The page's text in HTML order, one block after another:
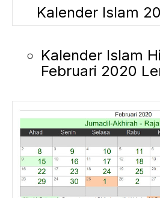
Kalender Islam
Kalender Islam
Februari 2020